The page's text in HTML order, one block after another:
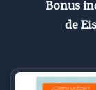
Bonus
de